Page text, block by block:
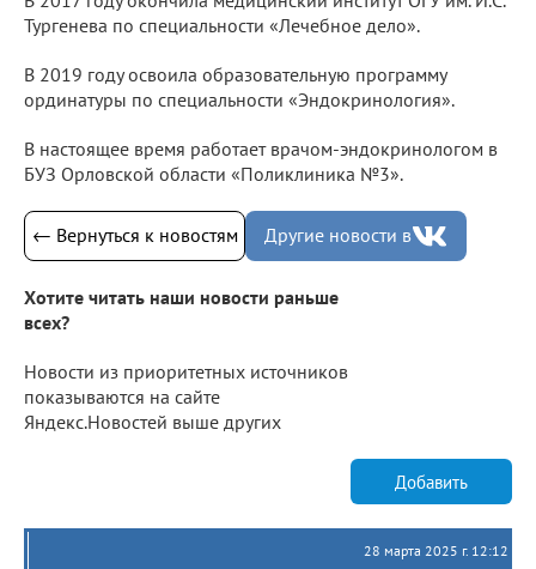
Тургенева по специальности «Лечебное дело».
В 2019 году освоила образовательную программу
ординатуры по специальности «Эндокринология».
В настоящее время работает врачом-эндокринологом в
БУЗ Орловской области «Поликлиника №3».
← Вернуться к новостям Другие новости в
Хотите читать наши новости раньше
всех?
Новости из приоритетных источников
показываются на сайте
Яндекс.Новостей выше других
Добавить
28 марта 2025 г. 12:12